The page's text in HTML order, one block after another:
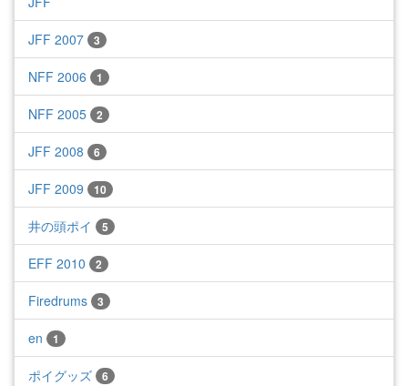
JFF 2007 3
NFF 2006 1
NFF 2005 2
JFF 2008 6
JFF 2009 10
井の頭ポイ 5
EFF 2010 2
Firedrums 3
en 1
ポイグッズ 6